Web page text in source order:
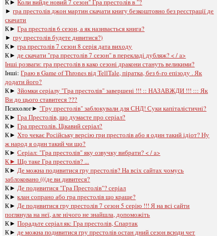
►гра престолів джон мартин скачати книгу безкоштовно без реєстрації де
скачати
К►Гра престолів 6 сезон, а як називається книга?
►гру престолів будете дивитися?)
К►гра престолів 7 сезон 8 серія дата виходу
К► де скачати "гра престолів 7 сезон" в перекладі дубляж? < / a>
Інші розваги: ​​гра престолів в како сезоні дракони стануть великими?
Інші:Граю в Game of Thrones від TellTale, піратка, без 6-го епізоду . Як
додати його?
К►Зйомки серіалу "Гра престолів" завершені !!! :: НАЗАВЖДИ !!! ::: Як
Ви до цього ставитеся ???
Психолог► "Гру престолів" заблокували для СНД! Суки капіталістичні?
К►Гра Престолів, що думаєте про серіал?
К►Гра престолів. Цікавий серіал?
К► Хто чекає Російську версію гри престолів або я один такий ідіот? Ну
ж народ я один такий чи що?
К►Серіал: "Гра престолів" яку озвучку вибрати? < / a>
К►Що таке Гра престолів? ...
К► Де можна подивитися гру престолів? На всіх сайтах чомусь
заблоковано (((де ви дивитеся?
К► Де подивитися "Гра Престолів"? серіал
К►клан сопрано або гра престолів що краще?
К► Де подивитися гру престолів 7 сезон 5 серію !!! Я на всі сайти
поглянула на неї, але нічого не знайшла, допоможіть
К►Порадьте серіал як: Гра престолів, Спартак
К► де можна подивитися гру престолів остан дний сезон всюди чет